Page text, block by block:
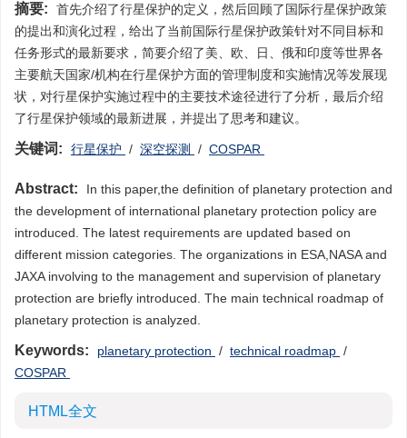
摘要:
首先介绍了行星保护的定义，然后回顾了国际行星保护政策
的提出和演化过程，给出了当前国际行星保护政策针对不同目标和
任务形式的最新要求，简要介绍了美、欧、日、俄和印度等世界各
主要航天国家/机构在行星保护方面的管理制度和实施情况等发展现
状，对行星保护实施过程中的主要技术途径进行了分析，最后介绍
了行星保护领域的最新进展，并提出了思考和建议。
关键词: 行星保护 / 深空探测 / COSPAR
Abstract:
In this paper,the definition of planetary protection and
the development of international planetary protection policy are
introduced. The latest requirements are updated based on
different mission categories. The organizations in ESA,NASA and
JAXA involving to the management and supervision of planetary
protection are briefly introduced. The main technical roadmap of
planetary protection is analyzed.
Keywords: planetary protection / technical roadmap /
COSPAR
HTML全文